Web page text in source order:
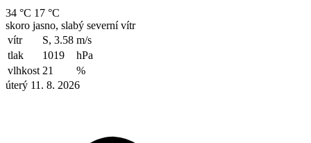
34 °C 17 °C
skoro jasno, slabý severní vítr
vítr
S, 3.58 m/s
tlak
1019
hPa
vlhkost 21
%
úterý 11. 8. 2026